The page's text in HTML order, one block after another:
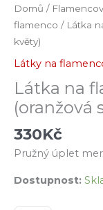
Domů /
flamenco / Látka
květy)
Látky na
Látka na
(oranžová
330Kč
Pružný úplet
Dostupnost: